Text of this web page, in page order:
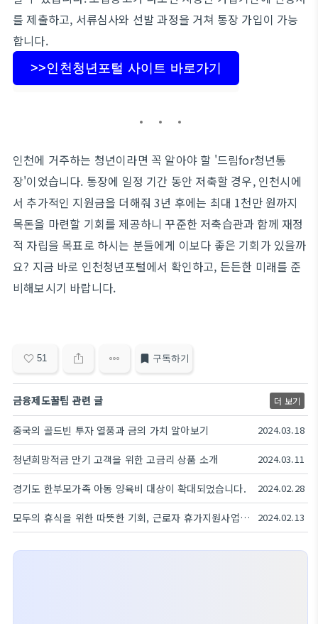
를 제출하고, 서류심사와 선발 과정을 거쳐 통장 가입이 가능
합니다.
>>인천청년포털 사이트 바로가기
인천에 거주하는 청년이라면 꼭 알아야 할 '드림for청년통
장'이었습니다. 통장에 일정 기간 동안 저축할 경우, 인천시에
서 추가적인 지원금을 더해줘 3년 후에는 최대 1천만 원까지
목돈을 마련할 기회를 제공하니 꾸준한 저축습관과 함께 재정
적 자립을 목표로 하시는 분들에게 이보다 좋은 기회가 있을까
요? 지금 바로 인천청년포털에서 확인하고, 든든한 미래를 준
비해보시기 바랍니다.
51 구독하기
금융제도꿀팁 관련 글 더 보기
중국의 골드빈 투자 열풍과 금의 가치 알아보기 2024.03.18
청년희망적금 만기 고객을 위한 고금리 상품 소개 2024.03.11
경기도 한부모가족 아동 양육비 대상이 확대되었습니다. 2024.02.28
모두의 휴식을 위한 따뜻한 기회, 근로자 휴가지원사업 완벽 가이드 2024.02.13